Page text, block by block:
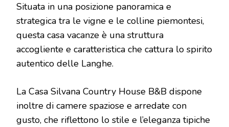
Situata in una posizione panoramica e
strategica tra le vigne e le colline piemontesi,
questa casa vacanze è una struttura
accogliente e caratteristica che cattura lo spirito
autentico delle Langhe.
La Casa Silvana Country House B&B dispone
inoltre di camere spaziose e arredate con
gusto, che riflettono lo stile e l’eleganza tipiche